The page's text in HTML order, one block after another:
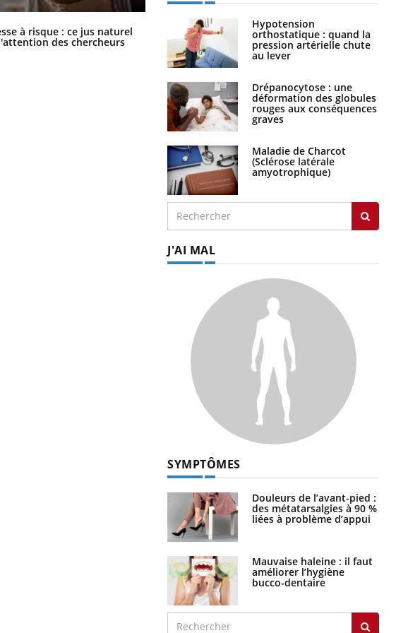
à risque : ce jus naturel
des chercheurs
Comment oublier les écrans en
vacances ?
Hypotension
orthostatique : quand la
pression artérielle chute
au lever
Drépanocytose : une
déformation des globules
rouges aux conséquences
graves
Maladie de Charcot
(Sclérose latérale
amyotrophique)
J'AI MAL
SYMPTÔMES
Douleurs de l’avant-pied :
des métatarsalgies à 90 %
liées à problème d’appui
Mauvaise haleine : il faut
améliorer l’hygiène
bucco-dentaire